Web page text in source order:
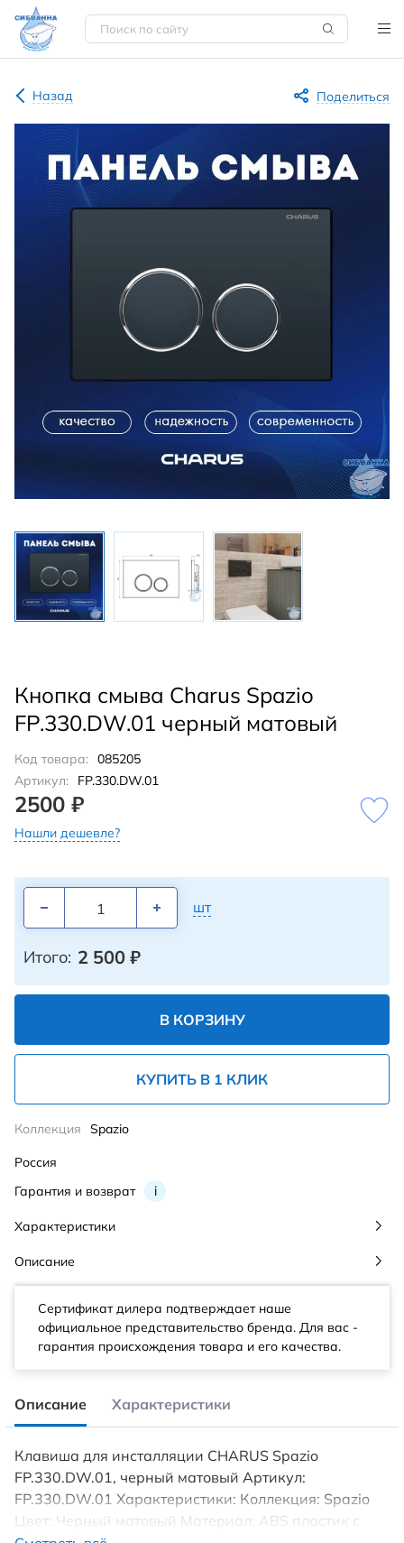
Назад Поделиться
Кнопка смыва Charus Spazio
FP.330.DW.01 черный матовый
Код товара: 085205
Артикул:
FP.330.DW.01
2500 ₽
Нашли дешевле?
шт
Итого: 2 500 ₽
В КОРЗИНУ
КУПИТЬ В 1 КЛИК
Гарантия и возврат i
Коллекция Spazio
Россия
Характеристики
Описание
Сертификат дилера подтверждает наше
официальное представительство бренда. Для вас -
гарантия происхождения товара и его качества.
Описание Характеристики
Клавиша для инсталляции CHARUS Spazio
FP.330.DW.01, черный матовый Артикул:
FP.330.DW.01 Характеристики: Коллекция: Spazio
Цвет: Черный матовый Материал: ABS пластик с